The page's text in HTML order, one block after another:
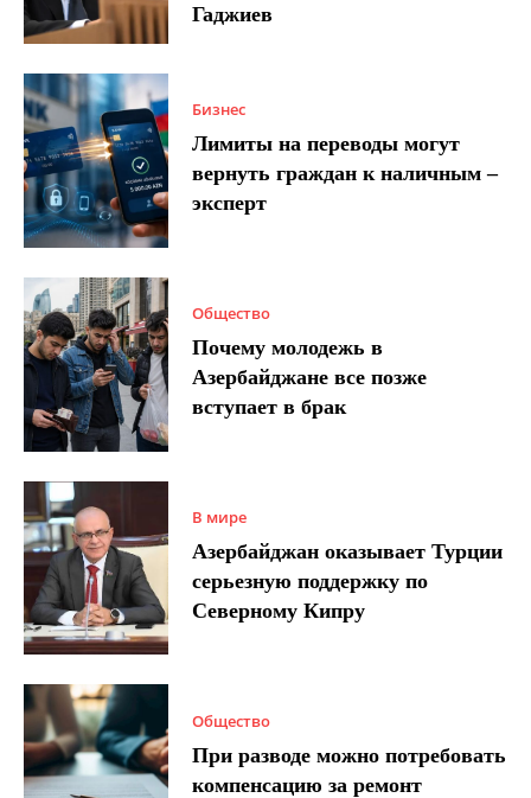
Гаджиев
Бизнес
Лимиты на переводы могут
вернуть граждан к наличным –
эксперт
Общество
Почему молодежь в
Азербайджане все позже
вступает в брак
В мире
Азербайджан оказывает Турции
серьезную поддержку по
Северному Кипру
Общество
При разводе можно потребовать
компенсацию за ремонт